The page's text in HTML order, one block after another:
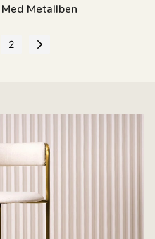
Metallben
2